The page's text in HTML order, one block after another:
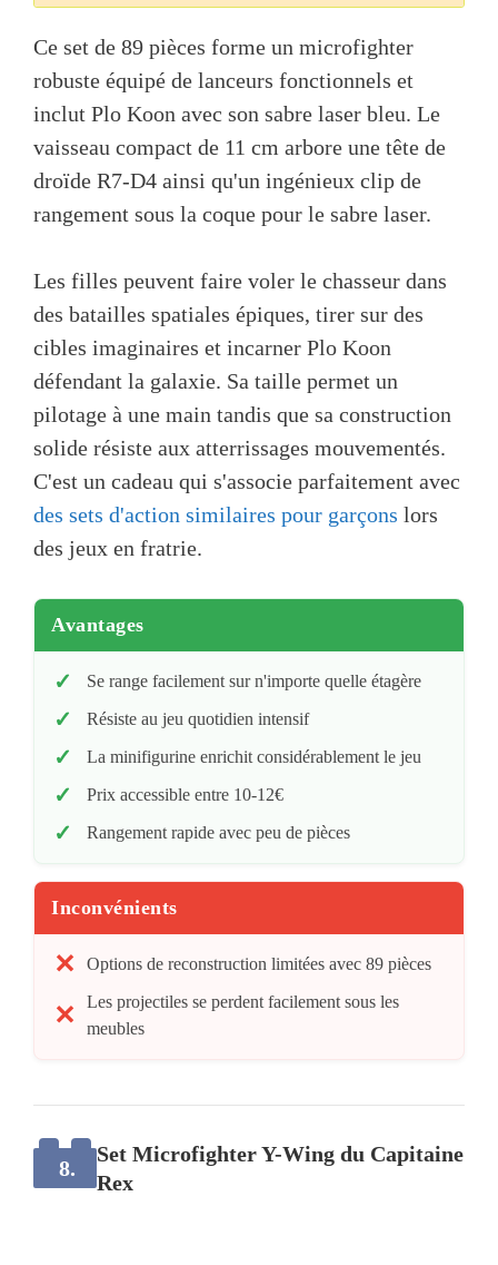
Ce set de 89 pièces forme un microfighter
robuste équipé de lanceurs fonctionnels et
inclut Plo Koon avec son sabre laser bleu. Le
vaisseau compact de 11 cm arbore une tête de
droïde R7-D4 ainsi qu'un ingénieux clip de
rangement sous la coque pour le sabre laser.
Les filles peuvent faire voler le chasseur dans
des batailles spatiales épiques, tirer sur des
cibles imaginaires et incarner Plo Koon
défendant la galaxie. Sa taille permet un
pilotage à une main tandis que sa construction
solide résiste aux atterrissages mouvementés.
C'est un cadeau qui s'associe parfaitement avec
des sets d'action similaires pour garçons lors
des jeux en fratrie.
Avantages
Se range facilement sur n'importe quelle étagère
Résiste au jeu quotidien intensif
La minifigurine enrichit considérablement le jeu
Prix accessible entre 10-12€
Rangement rapide avec peu de pièces
Inconvénients
Options de reconstruction limitées avec 89 pièces
Les projectiles se perdent facilement sous les
meubles
8.
Set Microfighter Y-Wing du Capitaine
Rex